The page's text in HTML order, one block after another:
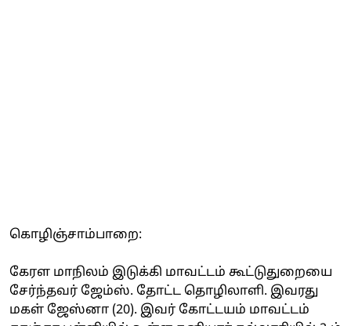
கொழிஞ்சாம்பாறை:
கேரள மாநிலம் இடுக்கி மாவட்டம் கூட்டுதுறையை
சேர்ந்தவர் ஜேம்ஸ். தோட்ட தொழிலாளி. இவரது
மகள் ஜேஸ்னா (20). இவர் கோட்டயம் மாவட்டம்